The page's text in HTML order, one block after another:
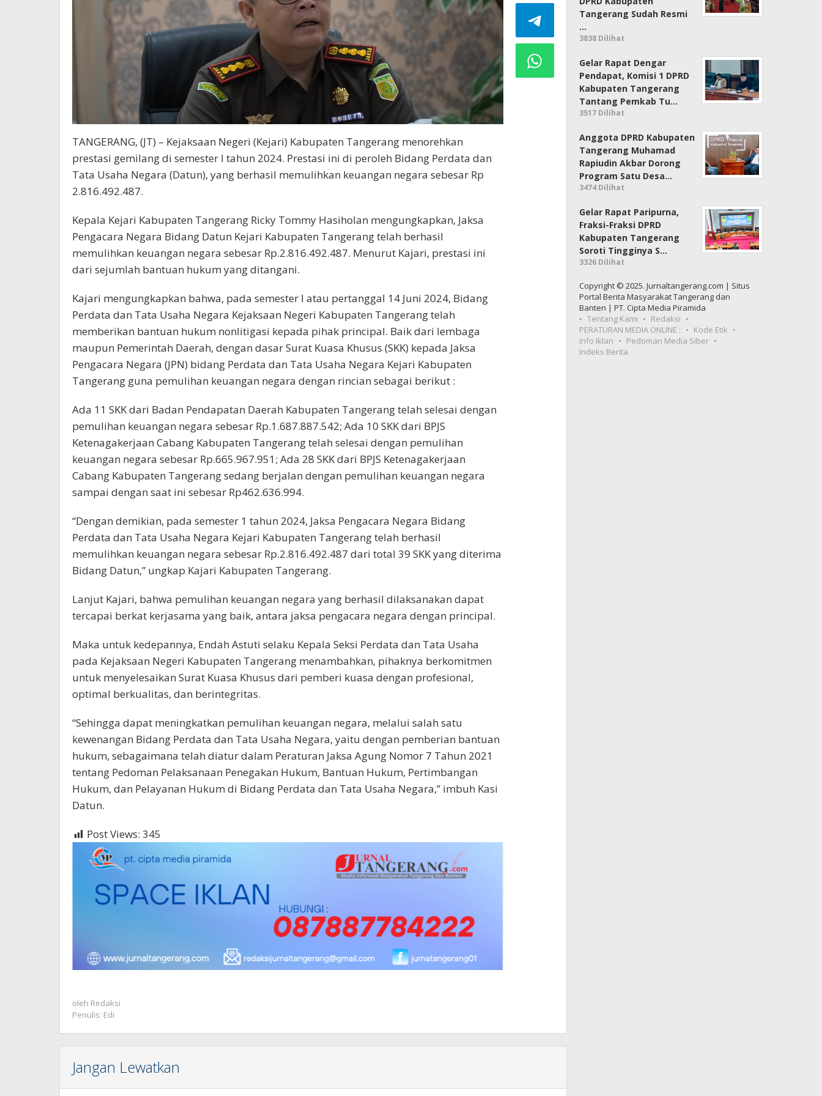
TANGERANG, (JT) – Kejaksaan Negeri (Kejari) Kabupaten Tangerang menorehkan
prestasi gemilang di semester I tahun 2024. Prestasi ini di peroleh Bidang Perdata dan
Tata Usaha Negara (Datun), yang berhasil memulihkan keuangan negara sebesar Rp
2.816.492.487.
Kepala Kejari Kabupaten Tangerang Ricky Tommy Hasiholan mengungkapkan, Jaksa
Pengacara Negara Bidang Datun Kejari Kabupaten Tangerang telah berhasil
memulihkan keuangan negara sebesar Rp.2.816.492.487. Menurut Kajari, prestasi ini
dari sejumlah bantuan hukum yang ditangani.
Kajari mengungkapkan bahwa, pada semester I atau pertanggal 14 Juni 2024, Bidang
Perdata dan Tata Usaha Negara Kejaksaan Negeri Kabupaten Tangerang telah
memberikan bantuan hukum nonlitigasi kepada pihak principal. Baik dari lembaga
maupun Pemerintah Daerah, dengan dasar Surat Kuasa Khusus (SKK) kepada Jaksa
Pengacara Negara (JPN) bidang Perdata dan Tata Usaha Negara Kejari Kabupaten
Tangerang guna pemulihan keuangan negara dengan rincian sebagai berikut :
Ada 11 SKK dari Badan Pendapatan Daerah Kabupaten Tangerang telah selesai dengan
pemulihan keuangan negara sebesar Rp.1.687.887.542; Ada 10 SKK dari BPJS
Ketenagakerjaan Cabang Kabupaten Tangerang telah selesai dengan pemulihan
keuangan negara sebesar Rp.665.967.951; Ada 28 SKK dari BPJS Ketenagakerjaan
Cabang Kabupaten Tangerang sedang berjalan dengan pemulihan keuangan negara
sampai dengan saat ini sebesar Rp462.636.994.
“Dengan demikian, pada semester 1 tahun 2024, Jaksa Pengacara Negara Bidang
Perdata dan Tata Usaha Negara Kejari Kabupaten Tangerang telah berhasil
memulihkan keuangan negara sebesar Rp.2.816.492.487 dari total 39 SKK yang diterima
Bidang Datun,” ungkap Kajari Kabupaten Tangerang.
Lanjut Kajari, bahwa pemulihan keuangan negara yang berhasil dilaksanakan dapat
tercapai berkat kerjasama yang baik, antara jaksa pengacara negara dengan principal.
Maka untuk kedepannya, Endah Astuti selaku Kepala Seksi Perdata dan Tata Usaha
pada Kejaksaan Negeri Kabupaten Tangerang menambahkan, pihaknya berkomitmen
untuk menyelesaikan Surat Kuasa Khusus dari pemberi kuasa dengan profesional,
optimal berkualitas, dan berintegritas.
“Sehingga dapat meningkatkan pemulihan keuangan negara, melalui salah satu
kewenangan Bidang Perdata dan Tata Usaha Negara, yaitu dengan pemberian bantuan
hukum, sebagaimana telah diatur dalam Peraturan Jaksa Agung Nomor 7 Tahun 2021
tentang Pedoman Pelaksanaan Penegakan Hukum, Bantuan Hukum, Pertimbangan
Hukum, dan Pelayanan Hukum di Bidang Perdata dan Tata Usaha Negara,” imbuh Kasi
Datun.
Post Views: 345
oleh Redaksi
Penulis: Edi
Jangan Lewatkan
Tangerang Sudah Resmi
…
3838 Dilihat
Gelar Rapat Dengar
Pendapat, Komisi 1 DPRD
Kabupaten Tangerang
Tantang Pemkab Tu…
3517 Dilihat
Anggota DPRD Kabupaten
Tangerang Muhamad
Rapiudin Akbar Dorong
Program Satu Desa…
3474 Dilihat
Gelar Rapat Paripurna,
Fraksi-Fraksi DPRD
Kabupaten Tangerang
Soroti Tingginya S…
3326 Dilihat
Copyright © 2025. Jurnaltangerang.com | Situs
Portal Berita Masyarakat Tangerang dan
Banten | PT. Cipta Media Piramida
Tentang Kami
Redaksi
PERATURAN MEDIA ONLINE :
Kode Etik
Info Iklan
Pedoman Media Siber
Indeks Berita